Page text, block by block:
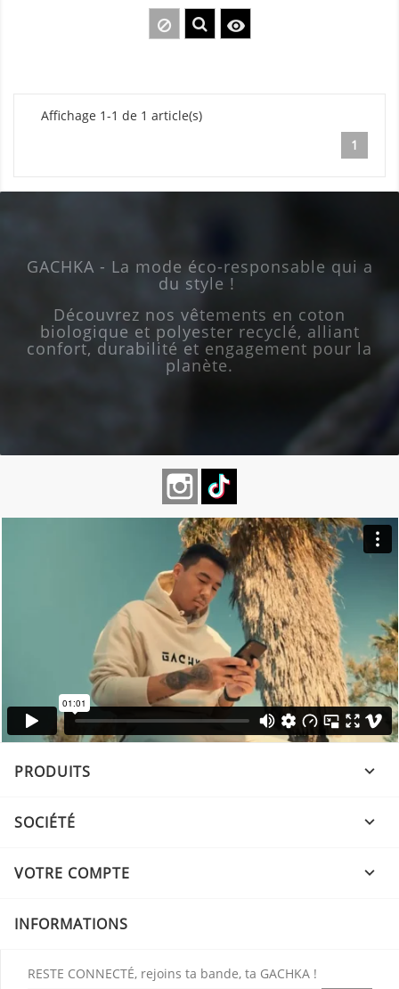
base

Affichage 1-1 de 1 article(s)
1
GACHKA - La mode éco-responsable qui a
du style !
Découvrez nos vêtements en coton
biologique et polyester recyclé, alliant
confort, durabilité et engagement pour la
planète.
Instagram
PRODUITS 
SOCIÉTÉ 
VOTRE COMPTE 
INFORMATIONS
RESTE CONNECTÉ, rejoins ta bande, ta GACHKA !